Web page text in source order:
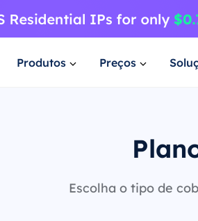
Produtos Preços
Escolha o tipo de